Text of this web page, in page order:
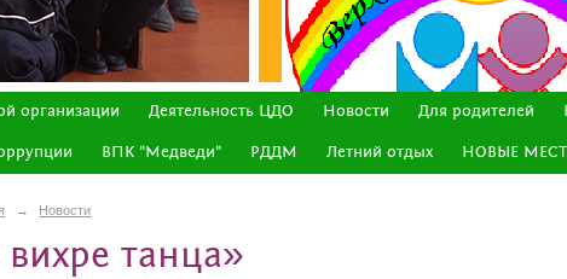
организации Деятельность ЦДО Новости Для родителей
ВПК "Медведи" РДДМ Летний отдых НОВЫЕ
→ Новости
танца»